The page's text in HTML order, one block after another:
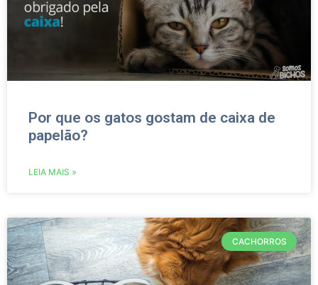
Por que os gatos gostam de caixa de
papelão?
LEIA MAIS »
CACHORROS